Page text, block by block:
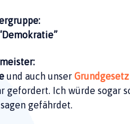
und auch unser Grundgesetz
gefordert. Ich würde sogar
gefährdet.